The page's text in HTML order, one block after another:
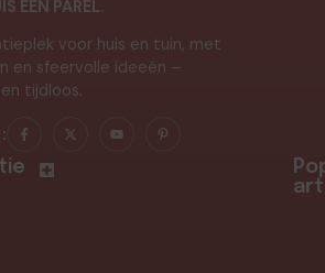
EEN PAREL.
voor huis en tuin, met
en sfeervolle ideeën –
tijdloos.